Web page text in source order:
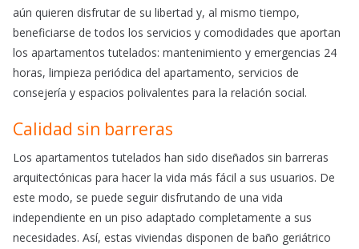
aún quieren disfrutar de su libertad y, al mismo tiempo,
beneficiarse de todos los servicios y comodidades que aportan
los apartamentos tutelados: mantenimiento y emergencias 24
horas, limpieza periódica del apartamento, servicios de
consejería y espacios polivalentes para la relación social.
Calidad sin barreras
Los apartamentos tutelados han sido diseñados sin barreras
arquitectónicas para hacer la vida más fácil a sus usuarios. De
este modo, se puede seguir disfrutando de una vida
independiente en un piso adaptado completamente a sus
necesidades. Así, estas viviendas disponen de baño geriátrico